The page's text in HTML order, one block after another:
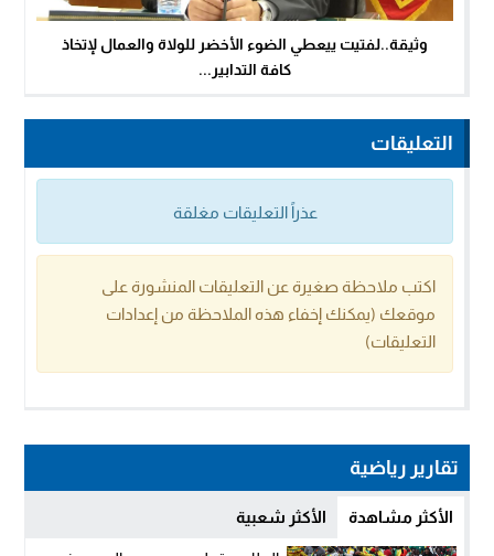
وثيقة..لفتيت ييعطي الضوء الأخضر للولاة والعمال لإتخاذ
كافة التدابير...
التعليقات
عذراً التعليقات مغلقة
اكتب ملاحظة صغيرة عن التعليقات المنشورة على
موقعك (يمكنك إخفاء هذه الملاحظة من إعدادات
التعليقات)
تقارير رياضية
الأكثر مشاهدة الأكثر شعبية